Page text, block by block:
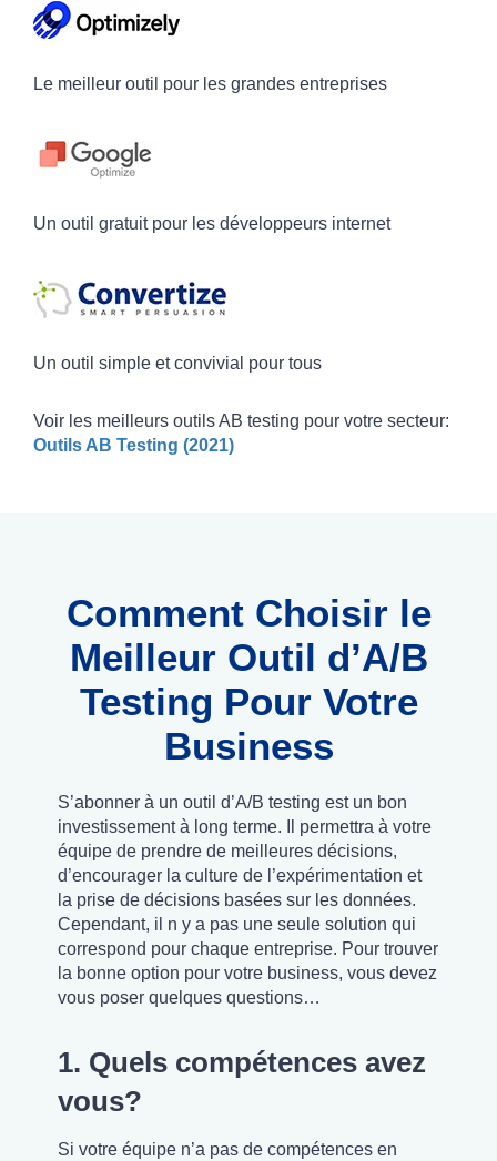
Le meilleur outil pour les grandes entreprises
Un outil gratuit pour les développeurs internet
Un outil simple et convivial pour tous
Voir les meilleurs outils AB testing pour votre secteur:
Outils AB Testing (2021)
Comment Choisir le
Meilleur Outil d’A/B
Testing Pour Votre
Business
S’abonner à un outil d’A/B testing est un bon
investissement à long terme. Il permettra à votre
équipe de prendre de meilleures décisions,
d’encourager la culture de l’expérimentation et
la prise de décisions basées sur les données.
Cependant, il n y a pas une seule solution qui
correspond pour chaque entreprise. Pour trouver
la bonne option pour votre business, vous devez
vous poser quelques questions…
1. Quels compétences avez
vous?
Si votre équipe n’a pas de compétences en